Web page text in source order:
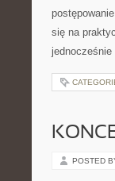
się na
POSTED